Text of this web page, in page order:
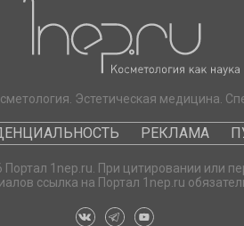
Эстетическая медицина.
РЕКЛАМА
1nep.ru. При цитировании или
ссылка на Портал 1nep.ru